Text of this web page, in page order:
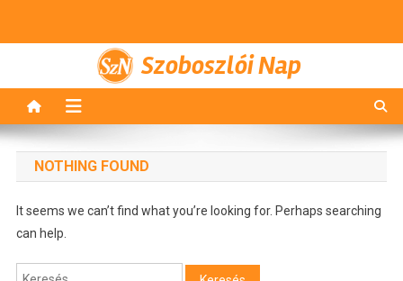
Szoboszlói Nap
NOTHING FOUND
It seems we can’t find what you’re looking for. Perhaps searching
can help.
Keresés: